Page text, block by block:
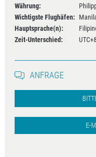
Währung:
Wichtigste Flughäfen:
Hauptsprache(n):
Zeit-Unterschied:
UTC+8
ANFRAGE
E-